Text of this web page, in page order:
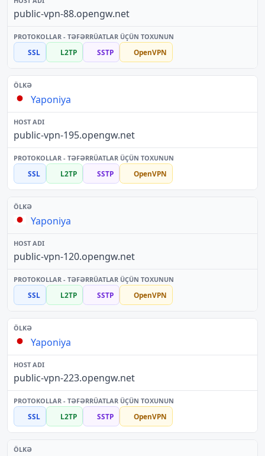
public-vpn-88.opengw.net
SSL L2TP SSTP OpenVPN
Yaponiya
public-vpn-195.opengw.net
SSL L2TP SSTP OpenVPN
Yaponiya
public-vpn-120.opengw.net
SSL L2TP SSTP OpenVPN
Yaponiya
public-vpn-223.opengw.net
SSL L2TP SSTP OpenVPN